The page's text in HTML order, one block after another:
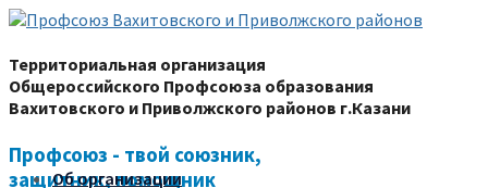
Территориальная организация
Общероссийского Профсоюза образования
Вахитовского и Приволжского районов г.Казани
Профсоюз - твой союзник,
защитник, помощник
Об организации